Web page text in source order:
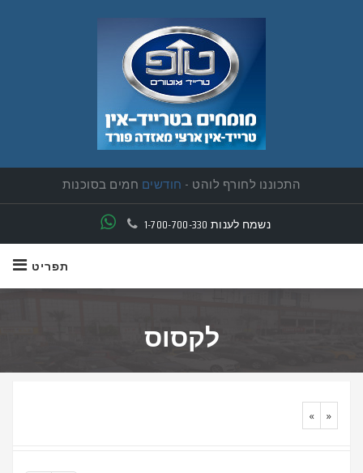
התכוננו לחורף לוהט - חודשים חמים בסוכנות
יד ראשונה פרטית תמצאו אצלנו
1-700-700-330נשמח לענות
תפריט
לקסוס
« »